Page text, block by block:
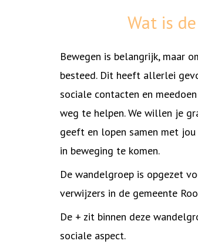
Wat is
Bewegen is belangrijk, maar
besteed. Dit heeft allerlei
sociale contacten en
weg te helpen. We willen je
geeft en lopen samen met
in beweging te komen.
De wandelgroep is opgezet
verwijzers in de gemeente
De + zit binnen deze
sociale aspect.